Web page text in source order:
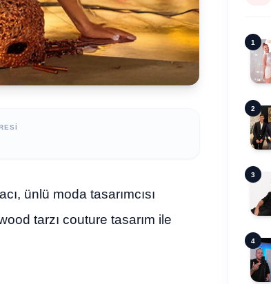
ünlü moda tasarımcısı
tarzı couture tasarım ile
1
2
3
4